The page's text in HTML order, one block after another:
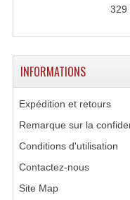
329
INFORMATIONS
Expédition et retours
Remarque sur la
Conditions d'utilisation
Contactez-nous
Site Map